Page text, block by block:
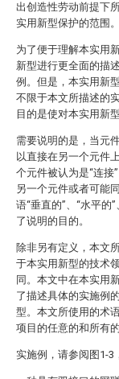
出创造性劳动前提下
实用新型保护的范围。
为了便于理解本实用
新型进行更全面的描
例。但是，本实用新
不限于本文所描述的
目的是使对本实用新
需要说明的是，当元
以直接在另一个元件
个元件被认为是“连接
另一个元件或者可能
语“垂直的”、“水平的
了说明的目的。
除非另有定义，本文
于本实用新型的技术
同。本文中在本实用
了描述具体的实施例
型。本文所使用的术
项目的任意的和所有的
实施例，请参阅图1-3